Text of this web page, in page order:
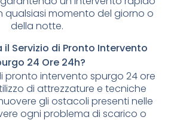
qualsiasi momento del giorno o
della notte.
il Servizio di Pronto Intervento
24 Ore 24h?
pronto intervento spurgo 24 ore
di attrezzature e tecniche
gli ostacoli presenti nelle
ogni problema di scarico o